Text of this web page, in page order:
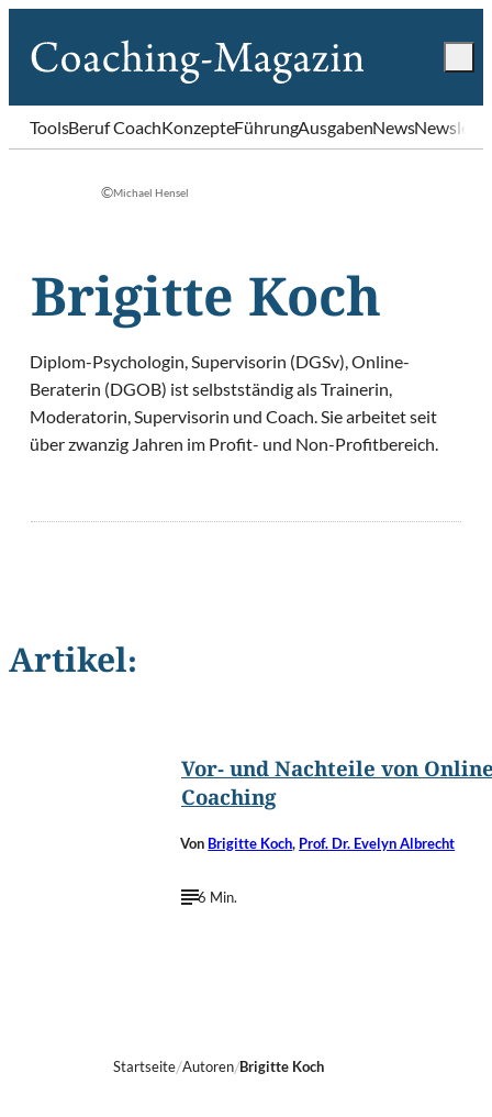
ToolsBeruf CoachKonzepteFührungAusgabenNews
©Michael Hensel
Brigitte Koch
Diplom-Psychologin, Supervisorin (DGSv), Online-
Beraterin (DGOB) ist selbstständig als Trainerin,
Moderatorin, Supervisorin und Coach. Sie arbeitet seit
über zwanzig Jahren im Profit- und Non-Profitbereich.
Artikel:
Vor- und Nachteile von
Coaching
Von Brigitte Koch, Prof. Dr. Evelyn Albrecht
6 Min.
Startseite Autoren Brigitte Koch